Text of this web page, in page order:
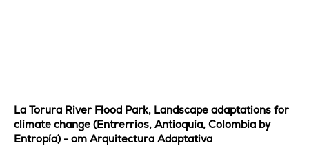
La Torura River Flood Park, Landscape adaptations for
climate change (Entrerrios, Antioquia, Colombia by
Entropía) - от Arquitectura Adaptativa